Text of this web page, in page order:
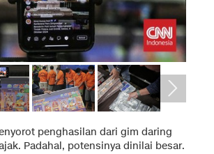
penghasilan dari gim daring
Padahal, potensinya dinilai besar.